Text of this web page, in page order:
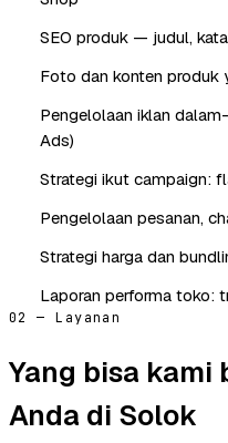
SEO produk — judul,
Foto dan konten produk
Pengelolaan iklan
Ads)
Strategi ikut campaign:
Pengelolaan pesanan,
Strategi harga dan
Laporan performa toko:
02 — Layanan
Yang bisa
Anda di Solok